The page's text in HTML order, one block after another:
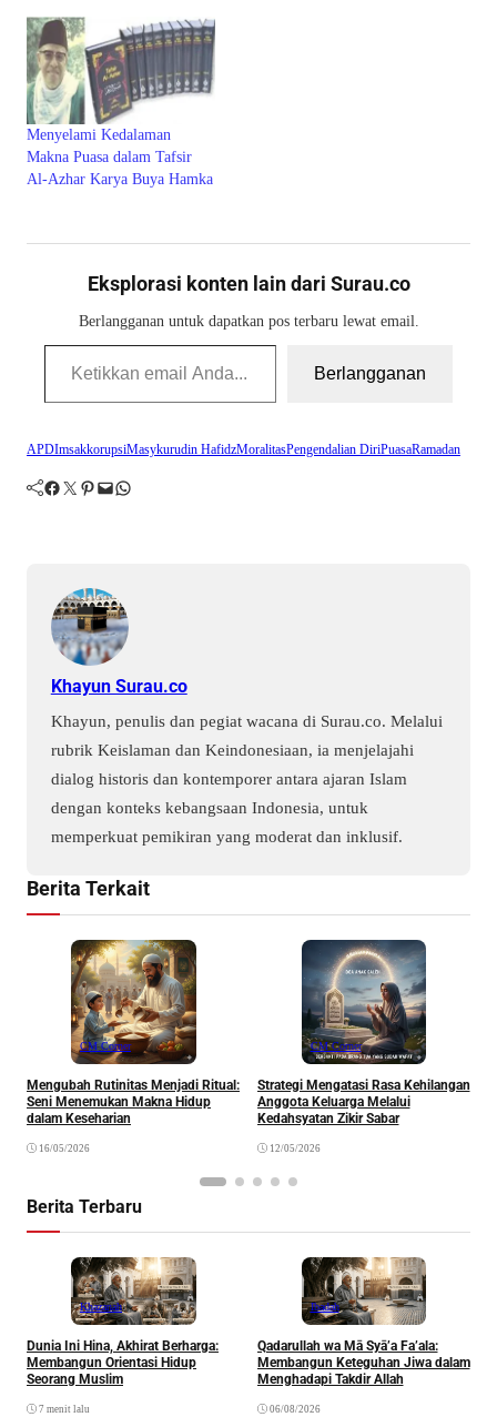
Menyelami Kedalaman
Makna Puasa dalam Tafsir
Al-Azhar Karya Buya Hamka
Eksplorasi konten lain dari Surau.co
Berlangganan untuk dapatkan pos terbaru lewat email.
Ketikkan email Anda...
Berlangganan
APDImsakkorupsiMasykurudin HafidzMoralitasPengendalian DiriPuasaRamadan
Facebook Twitter Pinterest Mail WhatsApp
Khayun Surau.co
Khayun, penulis dan pegiat wacana di Surau.co. Melalui
rubrik Keislaman dan Keindonesiaan, ia menjelajahi
dialog historis dan kontemporer antara ajaran Islam
dengan konteks kebangsaan Indonesia, untuk
memperkuat pemikiran yang moderat dan inklusif.
Berita Terkait
CM Corner
Mengubah Rutinitas Menjadi Ritual:
Seni Menemukan Makna Hidup
dalam Keseharian
16/05/2026
CM Corner
Strategi Mengatasi Rasa Kehilangan
Anggota Keluarga Melalui
Kedahsyatan Zikir Sabar
12/05/2026
Berita Terbaru
Khazanah
Dunia Ini Hina, Akhirat Berharga:
Membangun Orientasi Hidup
Seorang Muslim
7 menit lalu
Ibadah
Qadarullah wa Mā Syā’a Fa’ala:
Membangun Keteguhan Jiwa dalam
Menghadapi Takdir Allah
06/08/2026